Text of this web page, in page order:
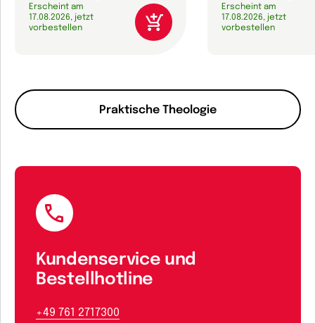
Praktische Theologie
Erscheint am
17.08.2026, jetzt
vorbestellen
Erscheint am
17.08.2026, jetzt
vorbestellen
Kundenservice und
Bestellhotline
+49 761 2717300